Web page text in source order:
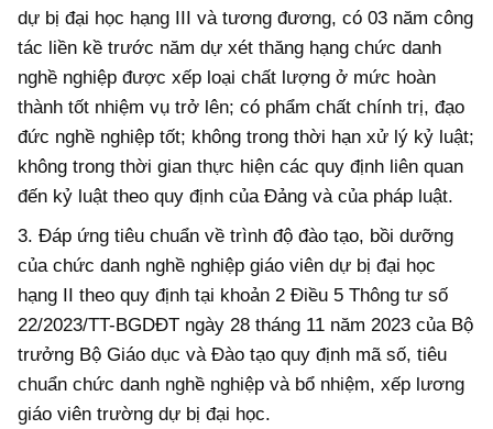
dự bị đại học hạng III và tương đương, có 03 năm công
tác liền kề trước năm dự xét thăng hạng chức danh
nghề nghiệp được xếp loại chất lượng ở mức hoàn
thành tốt nhiệm vụ trở lên; có phẩm chất chính trị, đạo
đức nghề nghiệp tốt; không trong thời hạn xử lý kỷ luật;
không trong thời gian thực hiện các quy định liên quan
đến kỷ luật theo quy định của Đảng và của pháp luật.
3. Đáp ứng tiêu chuẩn về trình độ đào tạo, bồi dưỡng
của chức danh nghề nghiệp giáo viên dự bị đại học
hạng II theo quy định tại khoản 2 Điều 5 Thông tư số
22/2023/TT-BGDĐT ngày 28 tháng 11 năm 2023 của Bộ
trưởng Bộ Giáo dục và Đào tạo quy định mã số, tiêu
chuẩn chức danh nghề nghiệp và bổ nhiệm, xếp lương
giáo viên trường dự bị đại học.